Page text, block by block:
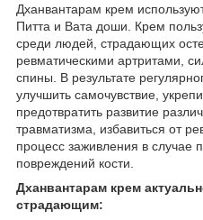
Дханвантарам крем
Питта и Вата доши. Крем
среди людей, страдающих
ревматическими артритами,
спины. В результате
улучшить самочувствие,
предотвратить развитие
травматизма, избавиться от
процесс заживления в случае
повреждений кости.
Дханвантарам крем
страдающим: